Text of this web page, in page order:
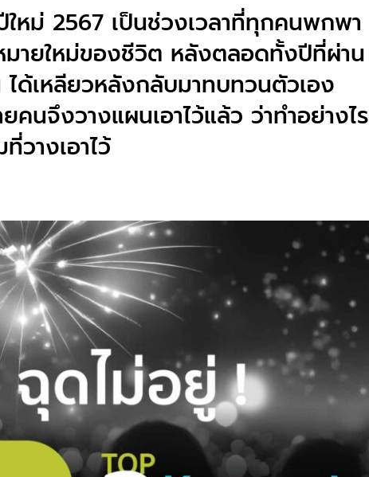
หม่ 2567 เป็นช่วงเวลาที่ทุกคนพกพา
มายใหม่ของชีวิต หลังตลอดทั้งปีที่ผ่าน
ด้เหลียวหลังกลับมาทบทวนตัวเอง
คนจึงวางแผนเอาไว้แล้ว ว่าทำอย่างไร
วางเอาไว้